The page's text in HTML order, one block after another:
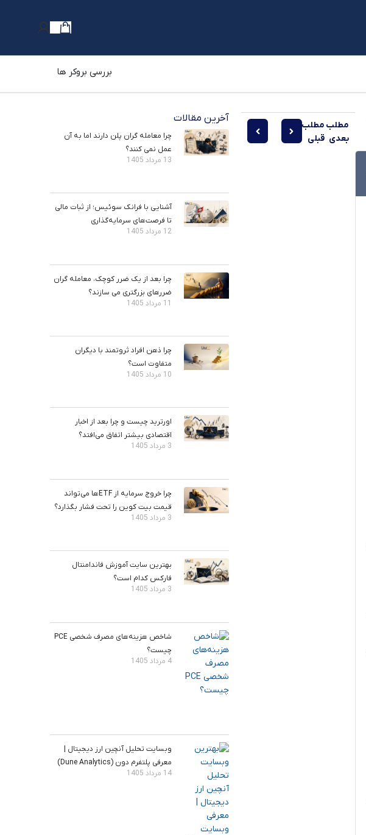
بررسی بروکر ها
مطلب
بعدی
مطلب
قبلی
درس تاریخی فدرال رزرو؛ از رکود بزرگ 1929 تا بحران کووید 19
همه چیز درباره دلار کانادا و جفت ارز USDCAD در فارکس
آخرین مقالات
چرا معامله ‌گران پلن دارند اما به آن
عمل نمی ‌کنند؟
13 مرداد 1405
آشنایی با فرانک سوئیس؛ از ثبات مالی
تا فرصت‌های سرمایه‌گذاری
12 مرداد 1405
چرا بعد از یک ضرر کوچک، معامله‌ گران
ضررهای بزرگتری می ‌سازند؟
11 مرداد 1405
چرا ذهن افراد ثروتمند با دیگران
متفاوت است؟
10 مرداد 1405
اورترید چیست و چرا بعد از اخبار
اقتصادی بیشتر اتفاق می‌افتد؟
3 مرداد 1405
چرا خروج سرمایه از ETFها می‌تواند
قیمت بیت‌ کوین را تحت فشار بگذارد؟
3 مرداد 1405
بهترین سایت آموزش فاندامنتال
فارکس کدام است؟
3 مرداد 1405
شاخص هزینه‌های مصرف شخصی PCE
چیست؟
4 مرداد 1405
وبسایت تحلیل آنچین ارز دیجیتال |
معرفی پلتفرم دون (Dune Analytics)
14 مرداد 1405